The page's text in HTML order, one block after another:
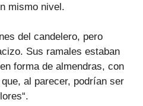
mismo nivel.
del candelero, pero
Sus ramales estaban
forma de almendras, con
al parecer, podrían ser